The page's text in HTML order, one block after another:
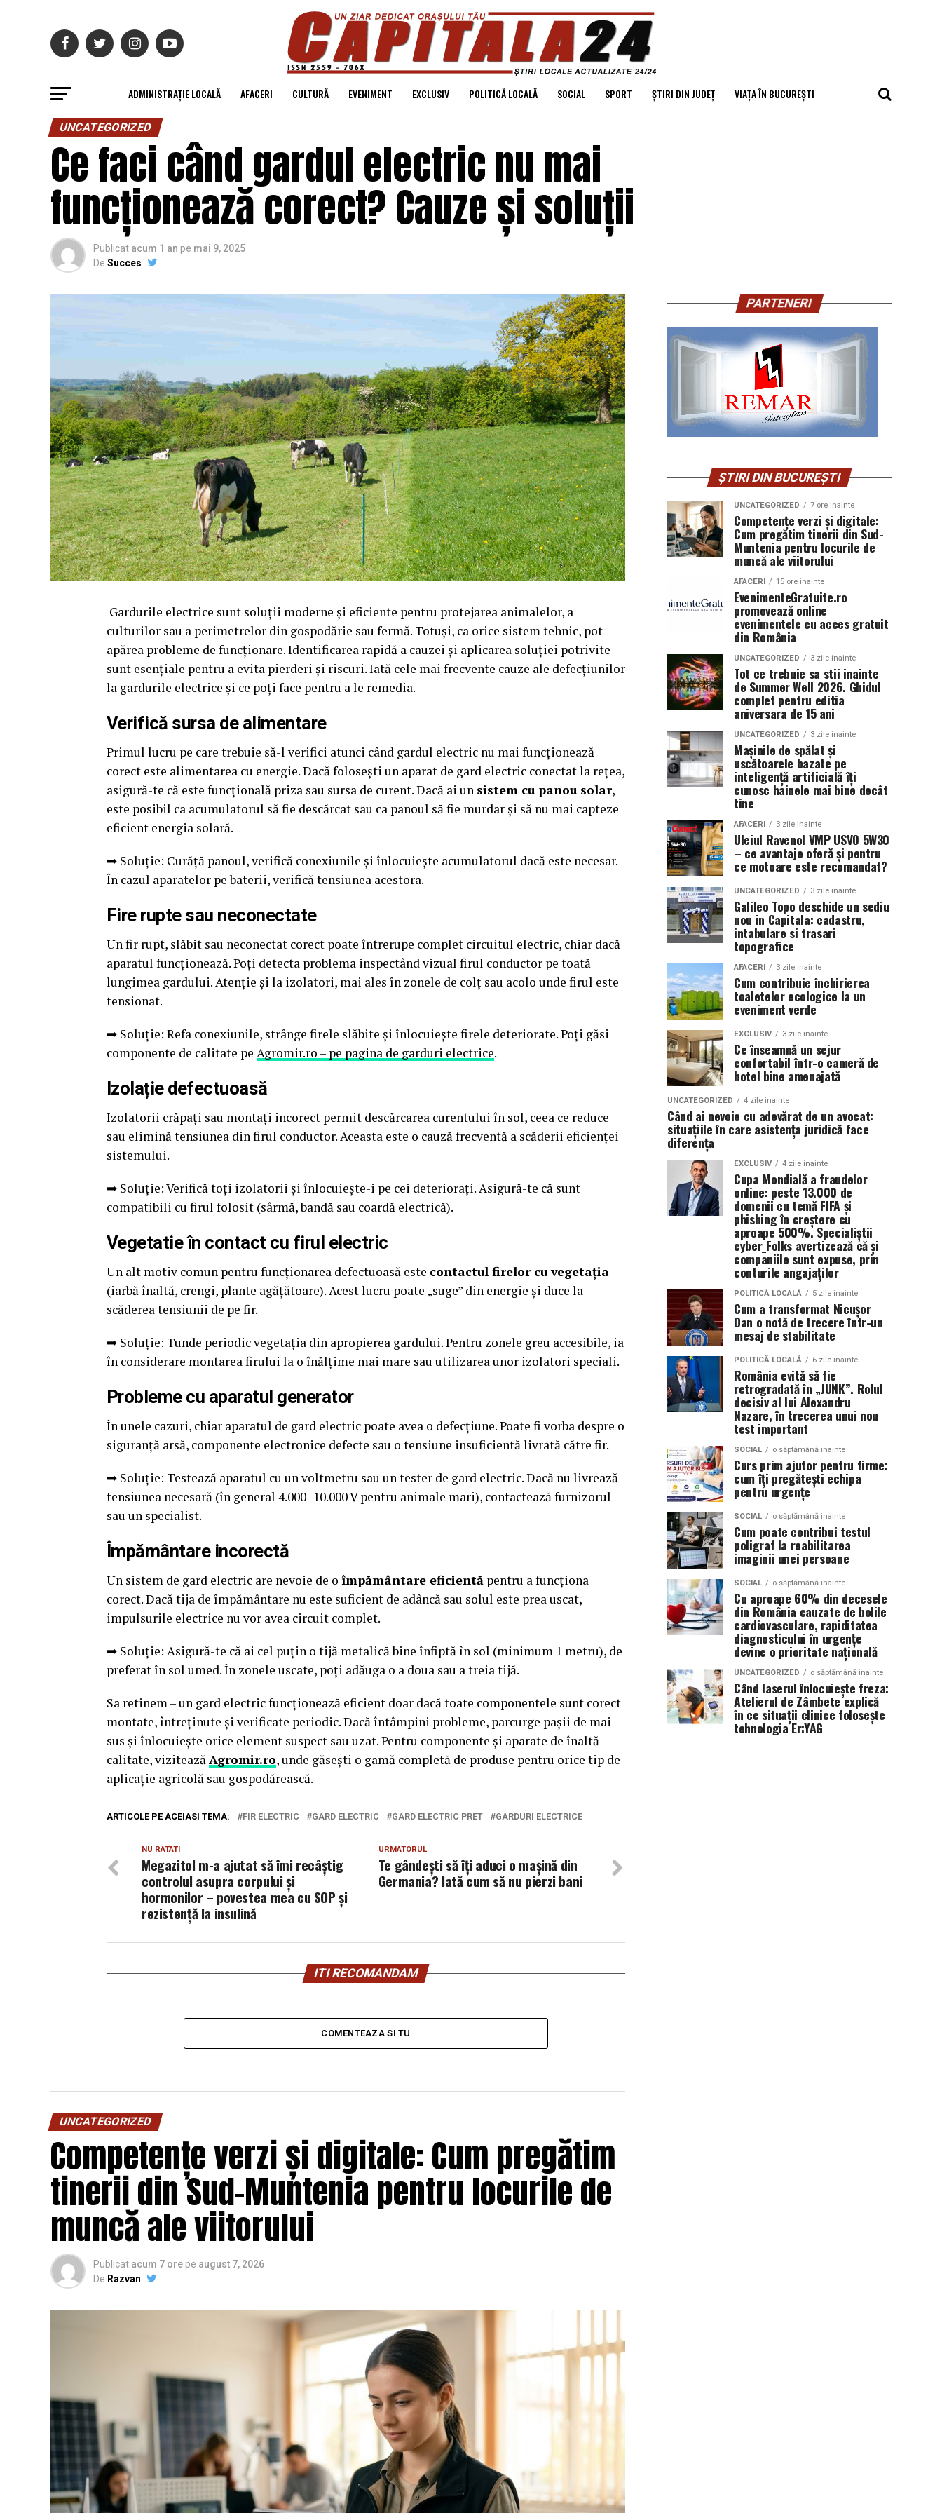
ADMINISTRAȚIE LOCALĂ AFACERI CULTURĂ EVENIMENT EXCLUSIV POLITICĂ LOCALĂ SOCIAL SPORT ȘTIRI DIN JUDEȚ VIAȚA ÎN BUCUREȘTI
UNCATEGORIZED
Ce faci când gardul electric nu mai
funcționează corect? Cauze și soluții
Publicat acum 1 an pe mai 9, 2025
De Succes
Gardurile electrice sunt soluții moderne și eficiente pentru protejarea animalelor, a
culturilor sau a perimetrelor din gospodărie sau fermă. Totuși, ca orice sistem tehnic, pot
apărea probleme de funcționare. Identificarea rapidă a cauzei și aplicarea soluției potrivite
sunt esențiale pentru a evita pierderi și riscuri. Iată cele mai frecvente cauze ale defecțiunilor
la gardurile electrice și ce poți face pentru a le remedia.
Verifică sursa de alimentare
Primul lucru pe care trebuie să-l verifici atunci când gardul electric nu mai funcționează
corect este alimentarea cu energie. Dacă folosești un aparat de gard electric conectat la rețea,
asigură-te că este funcțională priza sau sursa de curent. Dacă ai un sistem cu panou solar,
este posibil ca acumulatorul să fie descărcat sau ca panoul să fie murdar și să nu mai capteze
eficient energia solară.
➡ Soluție: Curăță panoul, verifică conexiunile și înlocuiește acumulatorul dacă este necesar.
În cazul aparatelor pe baterii, verifică tensiunea acestora.
Fire rupte sau neconectate
Un fir rupt, slăbit sau neconectat corect poate întrerupe complet circuitul electric, chiar dacă
aparatul funcționează. Poți detecta problema inspectând vizual firul conductor pe toată
lungimea gardului. Atenție și la izolatori, mai ales în zonele de colț sau acolo unde firul este
tensionat.
➡ Soluție: Refa conexiunile, strânge firele slăbite și înlocuiește firele deteriorate. Poți găsi
componente de calitate pe Agromir.ro – pe pagina de garduri electrice.
Izolație defectuoasă
Izolatorii crăpați sau montați incorect permit descărcarea curentului în sol, ceea ce reduce
sau elimină tensiunea din firul conductor. Aceasta este o cauză frecventă a scăderii eficienței
sistemului.
➡ Soluție: Verifică toți izolatorii și înlocuiește-i pe cei deteriorați. Asigură-te că sunt
compatibili cu firul folosit (sârmă, bandă sau coardă electrică).
Vegetatie în contact cu firul electric
Un alt motiv comun pentru funcționarea defectuoasă este contactul firelor cu vegetația
(iarbă înaltă, crengi, plante agățătoare). Acest lucru poate „suge” din energie și duce la
scăderea tensiunii de pe fir.
➡ Soluție: Tunde periodic vegetația din apropierea gardului. Pentru zonele greu accesibile, ia
în considerare montarea firului la o înălțime mai mare sau utilizarea unor izolatori speciali.
Probleme cu aparatul generator
În unele cazuri, chiar aparatul de gard electric poate avea o defecțiune. Poate fi vorba despre o
siguranță arsă, componente electronice defecte sau o tensiune insuficientă livrată către fir.
➡ Soluție: Testează aparatul cu un voltmetru sau un tester de gard electric. Dacă nu livrează
tensiunea necesară (în general 4.000–10.000 V pentru animale mari), contactează furnizorul
sau un specialist.
Împământare incorectă
Un sistem de gard electric are nevoie de o împământare eficientă pentru a funcționa
corect. Dacă tija de împământare nu este suficient de adâncă sau solul este prea uscat,
impulsurile electrice nu vor avea circuit complet.
➡ Soluție: Asigură-te că ai cel puțin o tijă metalică bine înfiptă în sol (minimum 1 metru), de
preferat în sol umed. În zonele uscate, poți adăuga o a doua sau a treia tijă.
Sa retinem – un gard electric funcționează eficient doar dacă toate componentele sunt corect
montate, întreținute și verificate periodic. Dacă întâmpini probleme, parcurge pașii de mai
sus și înlocuiește orice element suspect sau uzat. Pentru componente și aparate de înaltă
calitate, viziteazăAgromir.ro, unde găsești o gamă completă de produse pentru orice tip de
aplicație agricolă sau gospodărească.
ARTICOLE PE ACEIASI TEMA: FIR ELECTRIC GARD ELECTRIC GARD ELECTRIC PRET GARDURI ELECTRICE
URMATORUL
Te gândești să îți aduci o mașină din
Germania? Iată cum să nu pierzi bani
NU RATATI
Megazitol m-a ajutat să îmi recâștig
controlul asupra corpului și
hormonilor – povestea mea cu SOP și
rezistență la insulină
ITI RECOMANDAM
COMENTEAZA SI TU
UNCATEGORIZED
Competențe verzi și digitale: Cum pregătim
tinerii din Sud-Muntenia pentru locurile de
muncă ale viitorului
Publicat acum 7 ore pe august 7, 2026
De Razvan
PARTENERI
ȘTIRI DIN BUCUREȘTI
UNCATEGORIZED 7 ore inainte
Competențe verzi și digitale:
Cum pregătim tinerii din Sud-
Muntenia pentru locurile de
muncă ale viitorului
AFACERI 15 ore inainte
EvenimenteGratuite.ro
promovează online
evenimentele cu acces gratuit
din România
UNCATEGORIZED 3 zile inainte
Tot ce trebuie sa stii inainte
de Summer Well 2026. Ghidul
complet pentru editia
aniversara de 15 ani
UNCATEGORIZED 3 zile inainte
Mașinile de spălat și
uscătoarele bazate pe
inteligență artificială îți
cunosc hainele mai bine decât
tine
AFACERI 3 zile inainte
Uleiul Ravenol VMP USVO 5W30
– ce avantaje oferă și pentru
ce motoare este recomandat?
UNCATEGORIZED 3 zile inainte
Galileo Topo deschide un sediu
nou in Capitala: cadastru,
intabulare si trasari
topografice
AFACERI 3 zile inainte
Cum contribuie închirierea
toaletelor ecologice la un
eveniment verde
EXCLUSIV 3 zile inainte
Ce înseamnă un sejur
confortabil într-o cameră de
hotel bine amenajată
UNCATEGORIZED 4 zile inainte
Când ai nevoie cu adevărat de un avocat:
situațiile în care asistența juridică face
diferența
EXCLUSIV 4 zile inainte
Cupa Mondială a fraudelor
online: peste 13.000 de
domenii cu temă FIFA și
phishing în creștere cu
aproape 500%. Specialiștii
cyber_Folks avertizează că și
companiile sunt expuse, prin
conturile angajaților
POLITICĂ LOCALĂ 5 zile inainte
Cum a transformat Nicușor
Dan o notă de trecere într-un
mesaj de stabilitate
POLITICĂ LOCALĂ 6 zile inainte
România evită să fie
retrogradată în „JUNK”. Rolul
decisiv al lui Alexandru
Nazare, în trecerea unui nou
test important
SOCIAL o săptămână inainte
Curs prim ajutor pentru firme:
cum îți pregătești echipa
pentru urgențe
SOCIAL o săptămână inainte
Cum poate contribui testul
poligraf la reabilitarea
imaginii unei persoane
SOCIAL o săptămână inainte
Cu aproape 60% din decesele
din România cauzate de bolile
cardiovasculare, rapiditatea
diagnosticului în urgențe
devine o prioritate națională
UNCATEGORIZED o săptămână inainte
Când laserul înlocuiește freza:
Atelierul de Zâmbete explică
în ce situații clinice folosește
tehnologia Er:YAG